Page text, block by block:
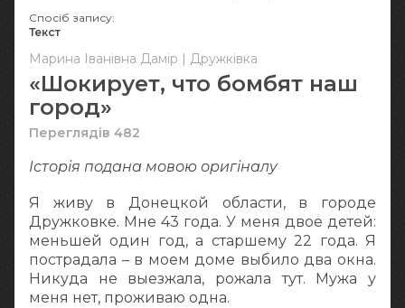
Марина Іванівна Дамір | Дружківка
«Шокирует, что бомбят наш
город»
Переглядів 482
Історія подана мовою оригіналy
Я живу в Донецкой области, в городе
Дружковке. Мне 43 года. У меня двое детей:
меньшей один год, а старшему 22 года. Я
пострадала – в моем доме выбило два окна.
Никуда не выезжала, рожала тут. Мужа у
меня нет, проживаю одна.
Спосіб запису:
Текст